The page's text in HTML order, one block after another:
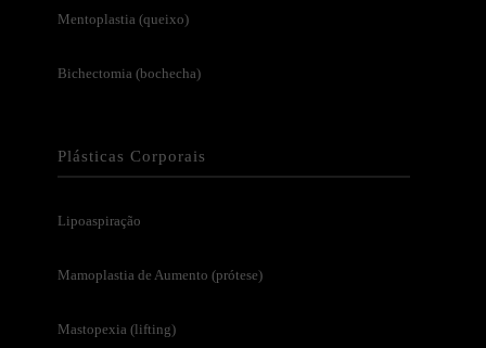
Mentoplastia (queixo)
Bichectomia (bochecha)
Plásticas Corporais
Lipoaspiração
Mamoplastia de Aumento (prótese)
Mastopexia (lifting)